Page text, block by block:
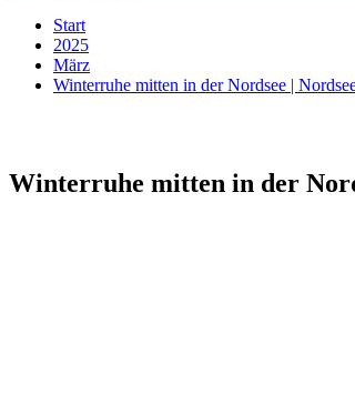
Start
2025
März
Winterruhe mitten in der Nordsee |
Winterruhe mitten in der